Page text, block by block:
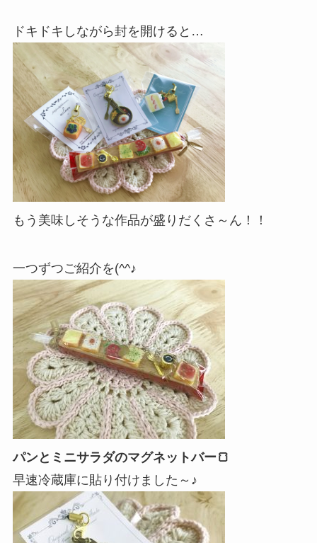
ドキドキしながら封を開けると…
もう美味しそうな作品が盛りだくさ～ん！！
一つずつご紹介を(^^♪
パンとミニサラダのマグネットバー🍞
早速冷蔵庫に貼り付けました～♪